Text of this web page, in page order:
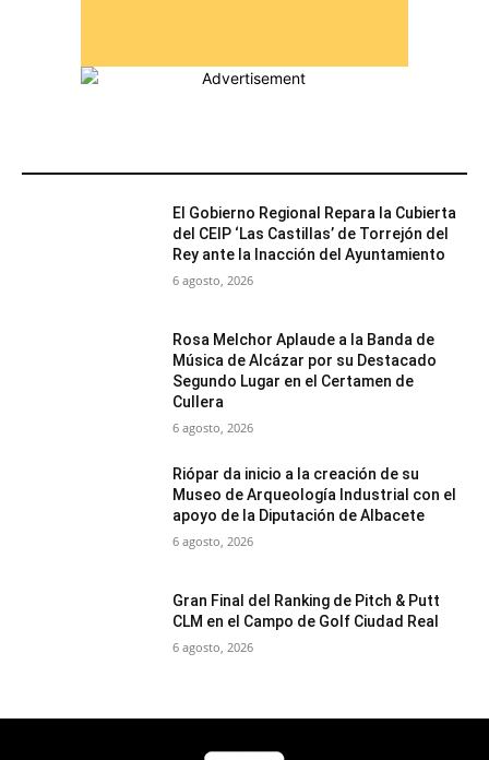
El Gobierno Regional Repara la Cubierta
del CEIP ‘Las Castillas’ de Torrejón del
Rey ante la Inacción del Ayuntamiento
6 agosto, 2026
Rosa Melchor Aplaude a la Banda de
Música de Alcázar por su Destacado
Segundo Lugar en el Certamen de
Cullera
6 agosto, 2026
Riópar da inicio a la creación de su
Museo de Arqueología Industrial con el
apoyo de la Diputación de Albacete
6 agosto, 2026
Gran Final del Ranking de Pitch & Putt
CLM en el Campo de Golf Ciudad Real
6 agosto, 2026